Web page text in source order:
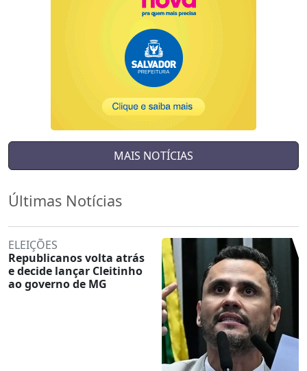
MAIS NOTÍCIAS
Últimas Notícias
ELEIÇÕES
Republicanos volta atrás
e decide lançar Cleitinho
ao governo de MG